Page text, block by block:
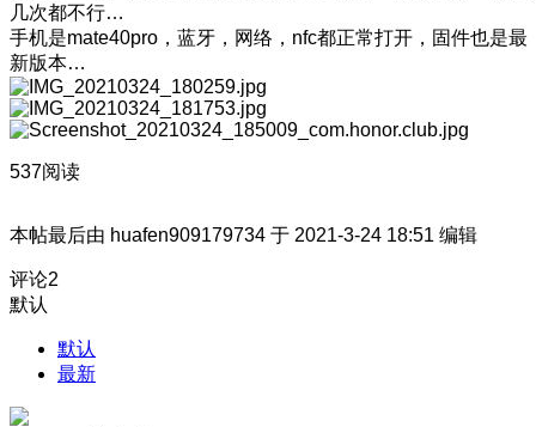
几次都不行…
手机是mate40pro，蓝牙，网络，nfc都正常打开，固件也是最
新版本…
537阅读
本帖最后由 huafen909179734 于 2021-3-24 18:51 编辑
评论2
默认
默认
最新